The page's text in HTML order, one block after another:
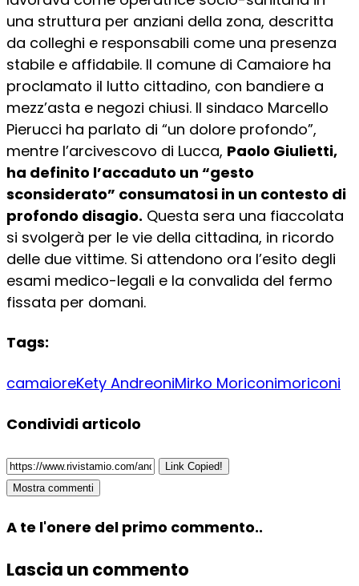
una struttura per anziani della zona, descritta
da colleghi e responsabili come una presenza
stabile e affidabile. Il comune di Camaiore ha
proclamato il lutto cittadino, con bandiere a
mezz’asta e negozi chiusi. Il sindaco Marcello
Pierucci ha parlato di “un dolore profondo”,
mentre l’arcivescovo di Lucca, Paolo Giulietti,
ha definito l’accaduto un “gesto
sconsiderato” consumatosi in un contesto di
profondo disagio. Questa sera una fiaccolata
si svolgerà per le vie della cittadina, in ricordo
delle due vittime. Si attendono ora l’esito degli
esami medico-legali e la convalida del fermo
fissata per domani.
Tags:
camaioreKety AndreoniMirko Moriconimoriconi
Condividi articolo
Link Copied!
Mostra commenti
A te l'onere del primo commento..
Lascia un commento